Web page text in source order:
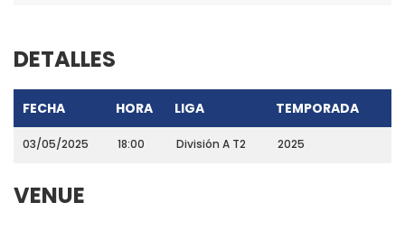
DETALLES
FECHA HORA LIGA TEMPORADA
03/05/2025 18:00 División A T2 2025
VENUE